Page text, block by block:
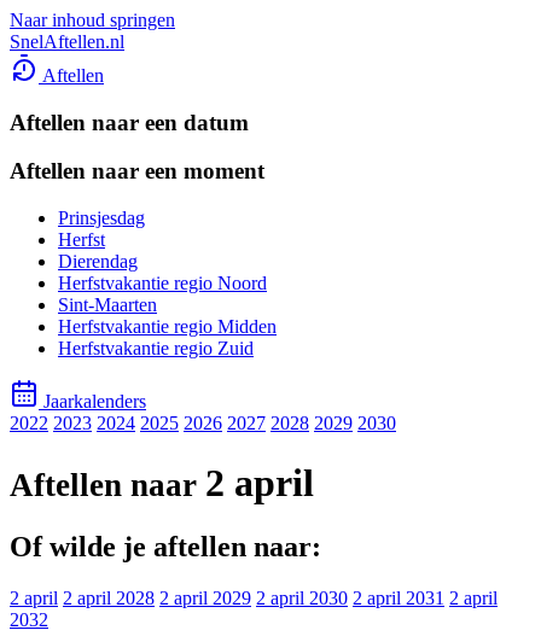
Naar inhoud springen
SnelAftellen.nl
Aftellen
Aftellen naar een datum
Aftellen naar een moment
Prinsjesdag
Herfst
Dierendag
Herfstvakantie regio Noord
Sint-Maarten
Herfstvakantie regio Midden
Herfstvakantie regio Zuid
Jaarkalenders
2022 2023 2024 2025 2026 2027 2028 2029 2030
Aftellen naar 2 april
Of wilde je aftellen naar:
2 april 2 april 2028 2 april 2029 2 april 2030 2 april 2031 2 april
2032